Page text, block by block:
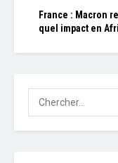
France : Macron
quel impact en